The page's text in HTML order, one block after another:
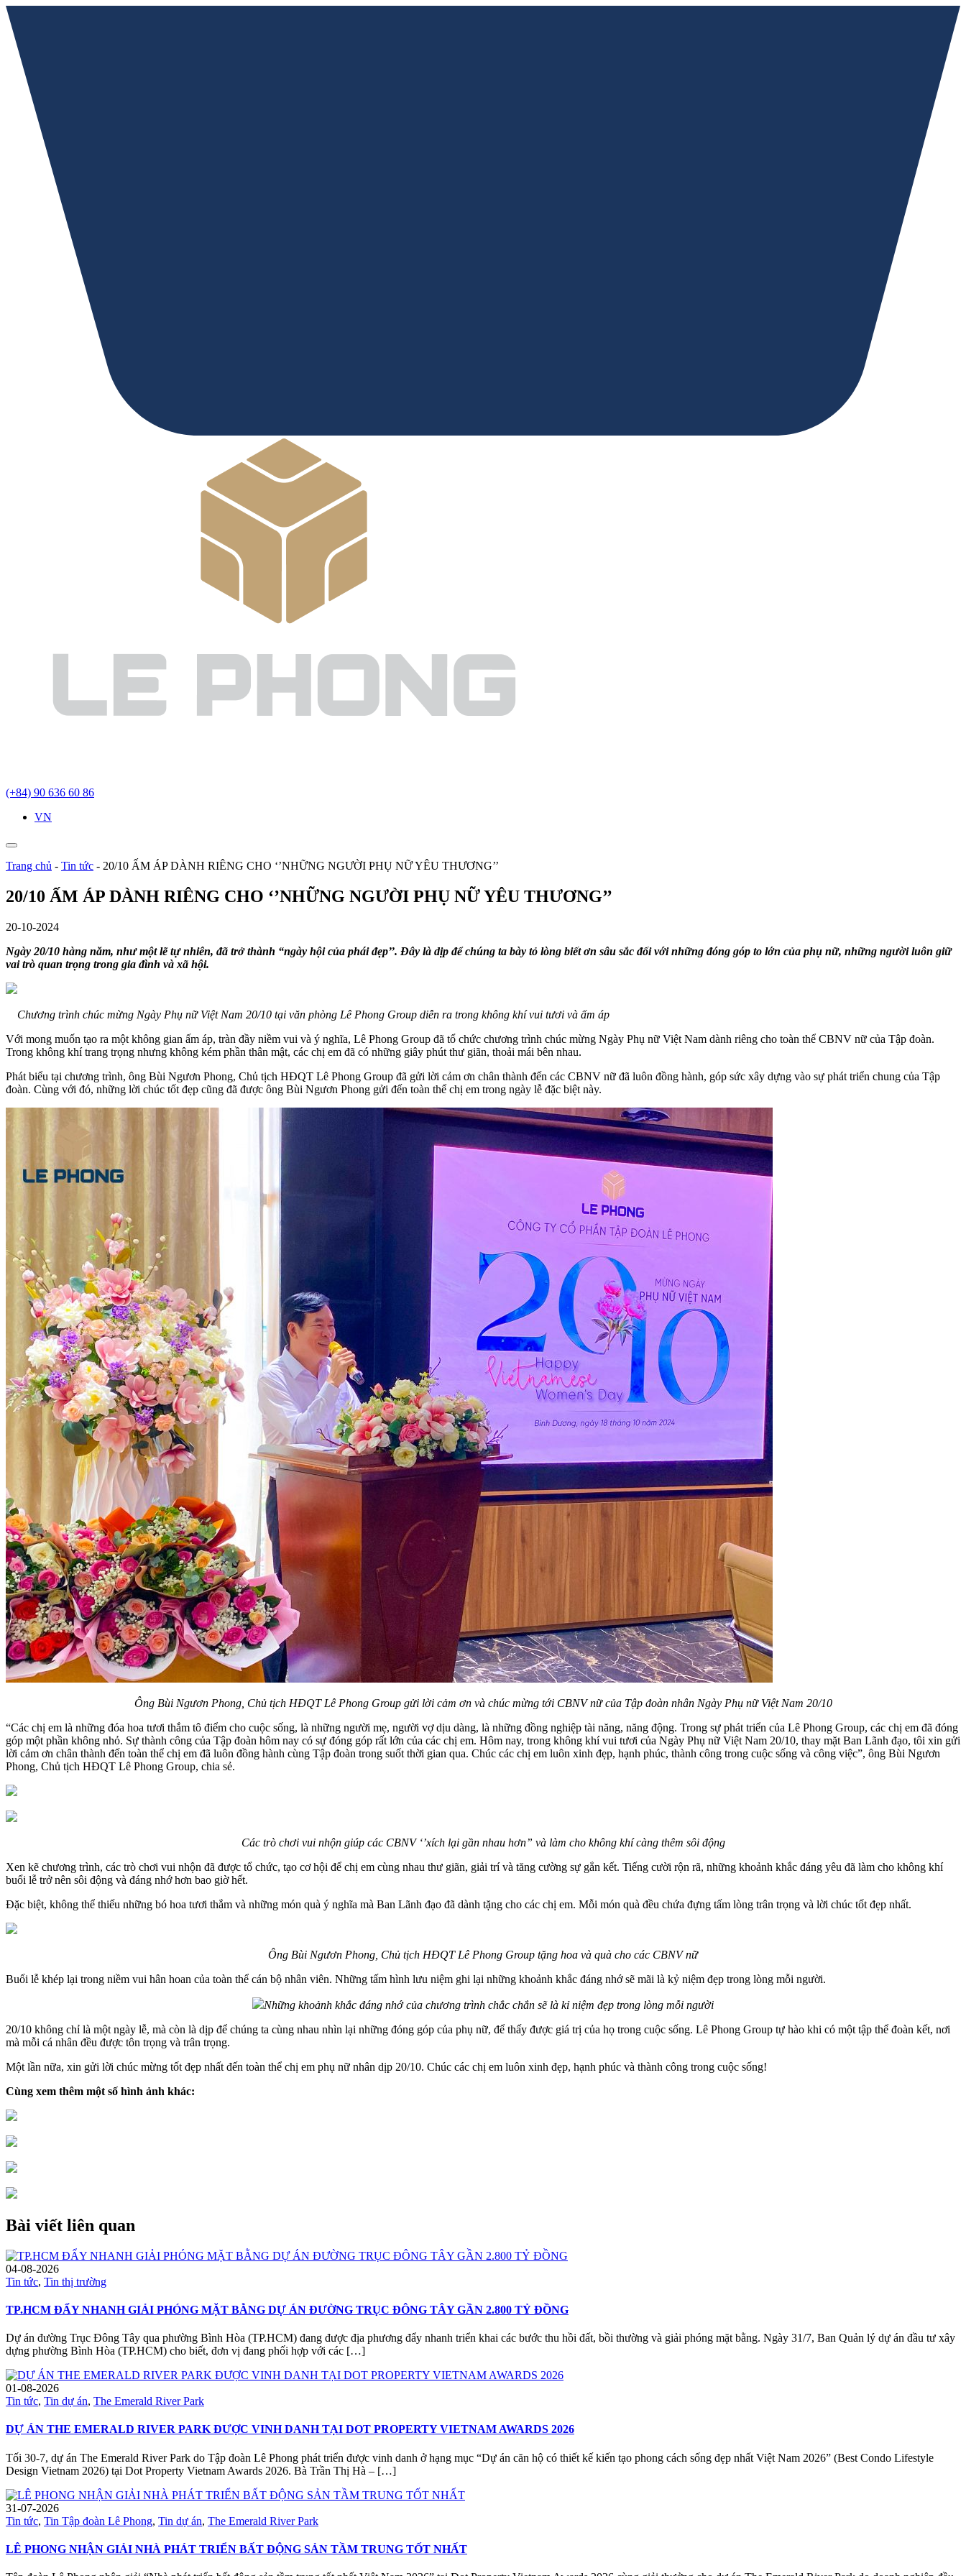
(+84) 90 636 60 86
VN
Trang chủ - Tin tức - 20/10 ẤM ÁP DÀNH RIÊNG CHO ‘’NHỮNG NGƯỜI PHỤ NỮ YÊU THƯƠNG’’
20/10 ẤM ÁP DÀNH RIÊNG CHO ‘’NHỮNG NGƯỜI PHỤ NỮ YÊU THƯƠNG’’
20-10-2024
Ngày 20/10 hàng năm, như một lẽ tự nhiên, đã trở thành “ngày hội của phái đẹp’’. Đây là dịp để chúng ta bày tỏ lòng biết ơn sâu sắc đối với những đóng góp to lớn của phụ nữ, những người luôn giữ
vai trò quan trọng trong gia đình và xã hội.
Chương trình chúc mừng Ngày Phụ nữ Việt Nam 20/10 tại văn phòng Lê Phong Group diễn ra trong không khí vui tươi và ấm áp
Với mong muốn tạo ra một không gian ấm áp, tràn đầy niềm vui và ý nghĩa, Lê Phong Group đã tổ chức chương trình chúc mừng Ngày Phụ nữ Việt Nam dành riêng cho toàn thể CBNV nữ của Tập đoàn.
Trong không khí trang trọng nhưng không kém phần thân mật, các chị em đã có những giây phút thư giãn, thoải mái bên nhau.
Phát biểu tại chương trình, ông Bùi Ngươn Phong, Chủ tịch HĐQT Lê Phong Group đã gửi lời cảm ơn chân thành đến các CBNV nữ đã luôn đồng hành, góp sức xây dựng vào sự phát triển chung của Tập
đoàn. Cùng với đó, những lời chúc tốt đẹp cũng đã được ông Bùi Ngươn Phong gửi đến toàn thể chị em trong ngày lễ đặc biệt này.
Ông Bùi Ngươn Phong, Chủ tịch HĐQT Lê Phong Group gửi lời cảm ơn và chúc mừng tới CBNV nữ của Tập đoàn nhân Ngày Phụ nữ Việt Nam 20/10
“Các chị em là những đóa hoa tươi thắm tô điểm cho cuộc sống, là những người mẹ, người vợ dịu dàng, là những đồng nghiệp tài năng, năng động. Trong sự phát triển của Lê Phong Group, các chị em đã đóng
góp một phần không nhỏ. Sự thành công của Tập đoàn hôm nay có sự đóng góp rất lớn của các chị em. Hôm nay, trong không khí vui tươi của Ngày Phụ nữ Việt Nam 20/10, thay mặt Ban Lãnh đạo, tôi xin gửi
lời cảm ơn chân thành đến toàn thể chị em đã luôn đồng hành cùng Tập đoàn trong suốt thời gian qua. Chúc các chị em luôn xinh đẹp, hạnh phúc, thành công trong cuộc sống và công việc”, ông Bùi Ngươn
Phong, Chủ tịch HĐQT Lê Phong Group, chia sẻ.
Các trò chơi vui nhộn giúp các CBNV ‘’xích lại gần nhau hơn” và làm cho không khí càng thêm sôi động
Xen kẽ chương trình, các trò chơi vui nhộn đã được tổ chức, tạo cơ hội để chị em cùng nhau thư giãn, giải trí và tăng cường sự gắn kết. Tiếng cười rộn rã, những khoảnh khắc đáng yêu đã làm cho không khí
buổi lễ trở nên sôi động và đáng nhớ hơn bao giờ hết.
Đặc biệt, không thể thiếu những bó hoa tươi thắm và những món quà ý nghĩa mà Ban Lãnh đạo đã dành tặng cho các chị em. Mỗi món quà đều chứa đựng tấm lòng trân trọng và lời chúc tốt đẹp nhất.
Ông Bùi Ngươn Phong, Chủ tịch HĐQT Lê Phong Group tặng hoa và quà cho các CBNV nữ
Buổi lễ khép lại trong niềm vui hân hoan của toàn thể cán bộ nhân viên. Những tấm hình lưu niệm ghi lại những khoảnh khắc đáng nhớ sẽ mãi là kỷ niệm đẹp trong lòng mỗi người.
Những khoảnh khắc đáng nhớ của chương trình chắc chắn sẽ là kỉ niệm đẹp trong lòng mỗi người
20/10 không chỉ là một ngày lễ, mà còn là dịp để chúng ta cùng nhau nhìn lại những đóng góp của phụ nữ, để thấy được giá trị của họ trong cuộc sống. Lê Phong Group tự hào khi có một tập thể đoàn kết, nơi
mà mỗi cá nhân đều được tôn trọng và trân trọng.
Một lần nữa, xin gửi lời chúc mừng tốt đẹp nhất đến toàn thể chị em phụ nữ nhân dịp 20/10. Chúc các chị em luôn xinh đẹp, hạnh phúc và thành công trong cuộc sống!
Cùng xem thêm một số hình ảnh khác:
Bài viết liên quan
04-08-2026
Tin tức, Tin thị trường
TP.HCM ĐẨY NHANH GIẢI PHÓNG MẶT BẰNG DỰ ÁN ĐƯỜNG TRỤC ĐÔNG TÂY GẦN 2.800 TỶ ĐỒNG
Dự án đường Trục Đông Tây qua phường Bình Hòa (TP.HCM) đang được địa phương đẩy nhanh triển khai các bước thu hồi đất, bồi thường và giải phóng mặt bằng. Ngày 31/7, Ban Quản lý dự án đầu tư xây
dựng phường Bình Hòa (TP.HCM) cho biết, đơn vị đang phối hợp với các […]
01-08-2026
Tin tức, Tin dự án, The Emerald River Park
DỰ ÁN THE EMERALD RIVER PARK ĐƯỢC VINH DANH TẠI DOT PROPERTY VIETNAM AWARDS 2026
Tối 30-7, dự án The Emerald River Park do Tập đoàn Lê Phong phát triển được vinh danh ở hạng mục “Dự án căn hộ có thiết kế kiến tạo phong cách sống đẹp nhất Việt Nam 2026” (Best Condo Lifestyle
Design Vietnam 2026) tại Dot Property Vietnam Awards 2026. Bà Trần Thị Hà – […]
31-07-2026
Tin tức, Tin Tập đoàn Lê Phong, Tin dự án, The Emerald River Park
LÊ PHONG NHẬN GIẢI NHÀ PHÁT TRIỂN BẤT ĐỘNG SẢN TẦM TRUNG TỐT NHẤT